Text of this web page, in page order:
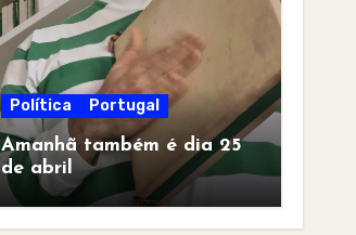
Política Portugal
Amanhã também é dia 25
de abril